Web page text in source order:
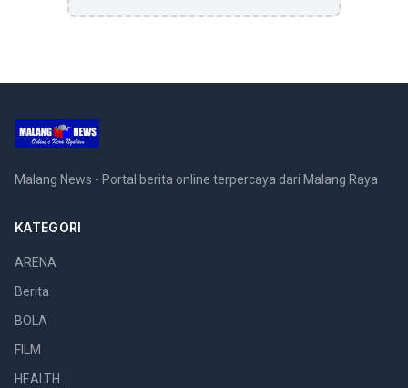
Malang News - Portal berita online terpercaya dari Malang Raya
KATEGORI
ARENA
Berita
BOLA
FILM
HEALTH